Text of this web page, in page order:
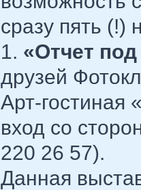
сразу пять (!)
1. «Отчет
друзей
Арт-гостиная
вход со
220 26 57).
Данная